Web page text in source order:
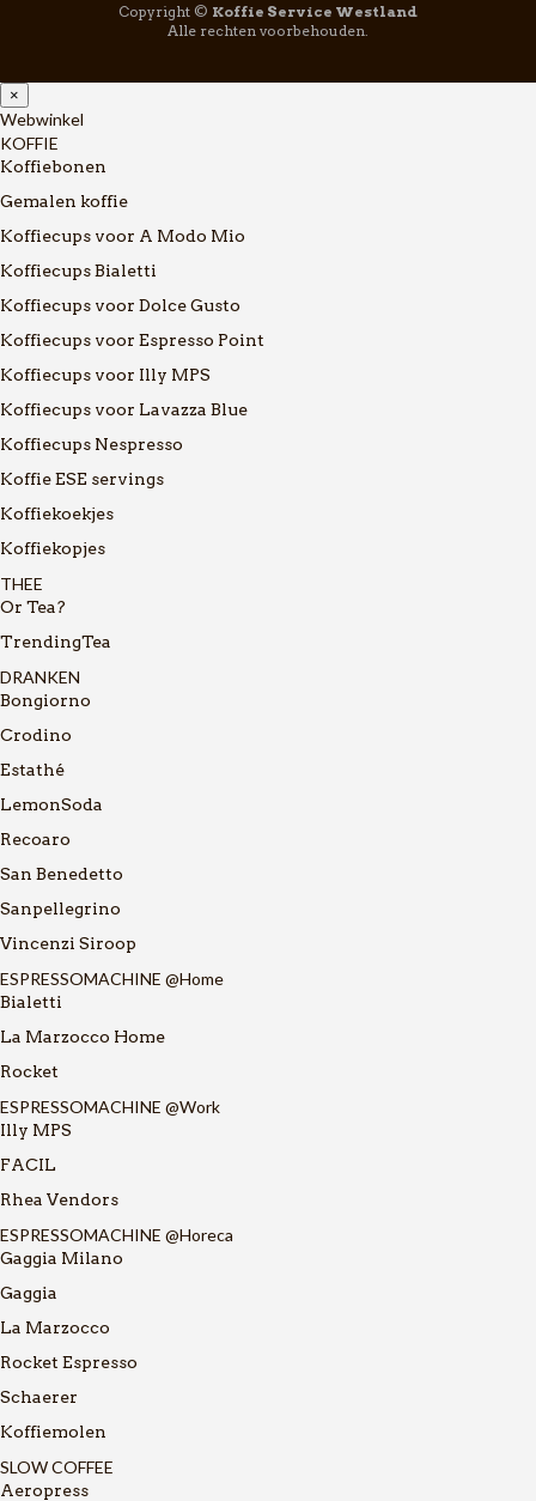
Copyright © Koffie Service Westland
Alle rechten voorbehouden.
×
Webwinkel
KOFFIE
Koffiebonen
Gemalen koffie
Koffiecups voor A Modo Mio
Koffiecups Bialetti
Koffiecups voor Dolce Gusto
Koffiecups voor Espresso Point
Koffiecups voor Illy MPS
Koffiecups voor Lavazza Blue
Koffiecups Nespresso
Koffie ESE servings
Koffiekoekjes
Koffiekopjes
THEE
Or Tea?
TrendingTea
DRANKEN
Bongiorno
Crodino
Estathé
LemonSoda
Recoaro
San Benedetto
Sanpellegrino
Vincenzi Siroop
ESPRESSOMACHINE @Home
Bialetti
La Marzocco Home
Rocket
ESPRESSOMACHINE @Work
Illy MPS
FACIL
Rhea Vendors
ESPRESSOMACHINE @Horeca
Gaggia Milano
Gaggia
La Marzocco
Rocket Espresso
Schaerer
Koffiemolen
SLOW COFFEE
Aeropress